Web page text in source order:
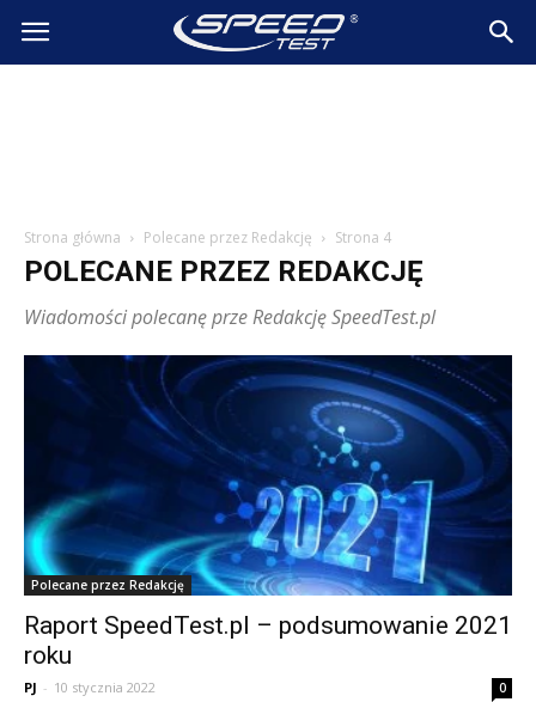
SpeedTest.pl
Strona główna Polecane przez Redakcję Strona 4
POLECANE PRZEZ REDAKCJĘ
Wiadomości polecanę prze Redakcję SpeedTest.pl
Polecane przez Redakcję
Raport SpeedTest.pl – podsumowanie 2021
roku
PJ - 10 stycznia 2022 0